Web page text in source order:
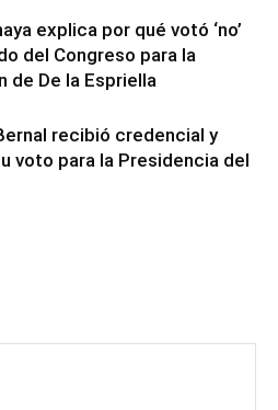
explica por qué votó ‘no’
del Congreso para la
de De la Espriella
recibió credencial y
voto para la Presidencia del